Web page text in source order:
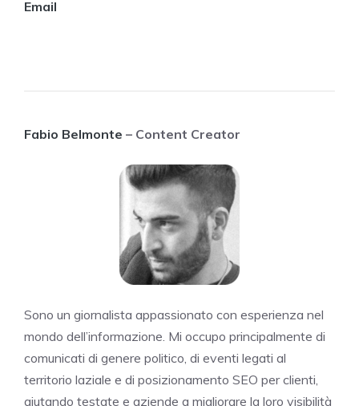
Email
Fabio Belmonte – Content Creator
Sono un giornalista appassionato con esperienza nel
mondo dell’informazione. Mi occupo principalmente di
comunicati di genere politico, di eventi legati al
territorio laziale e di posizionamento SEO per clienti,
aiutando testate e aziende a migliorare la loro visibilità